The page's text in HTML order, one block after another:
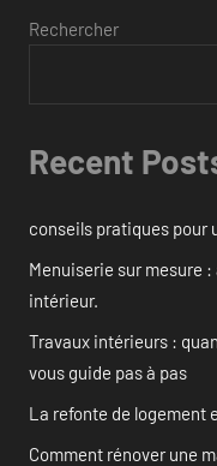
Rechercher
Recent
conseils pratiques pour
Menuiserie sur mesure
intérieur.
Travaux intérieurs :
vous guide pas à pas
La refonte de logement
Comment rénover une